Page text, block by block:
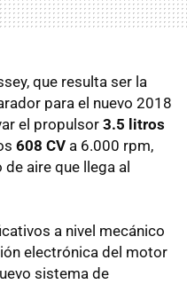
que resulta ser la
para el nuevo 2018
el propulsor 3.5 litros
608 CV a 6.000 rpm,
aire que llega al
a nivel mecánico
electrónica del motor
sistema de